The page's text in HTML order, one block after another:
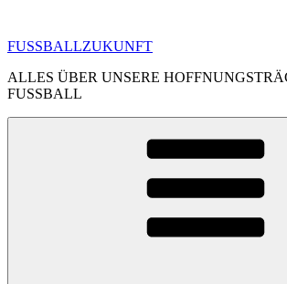
springen
FUSSBALLZUKUNFT
ALLES ÜBER UNSERE
FUSSBALL